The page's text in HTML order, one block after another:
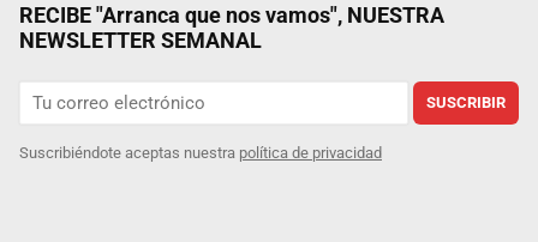
RECIBE "Arranca que nos vamos", NUESTRA
NEWSLETTER SEMANAL
SUSCRIBIR
Suscribiéndote aceptas nuestra política de privacidad